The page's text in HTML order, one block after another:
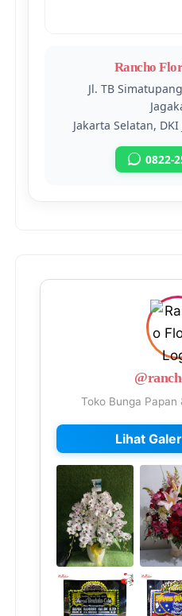
Rancho
Jl. TB
Jakarta Selatan,
0822-
Toko Bunga Papan
Lihat